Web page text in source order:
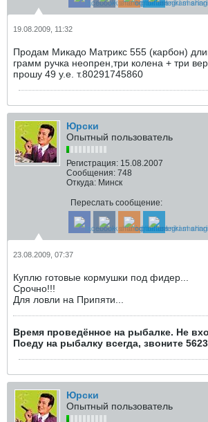
19.08.2009, 11:32
Продам Микадо Матрикс 555 (карбон)
грамм ручка неопрен,три колена + три
прошу 49 у.е. т.80291745860
Юрски
Опытный пользователь
Регистрация: 15.08.2007
Сообщения: 748
Откуда: Минск
Переслать сообщение:
23.08.2009, 07:37
Куплю готовые кормушки под фидер...
Срочно!!!
Для ловли на Припяти...
Время проведённое на рыбалке. Не
Поеду на рыбалку всегда, звоните
Юрски
Опытный пользователь